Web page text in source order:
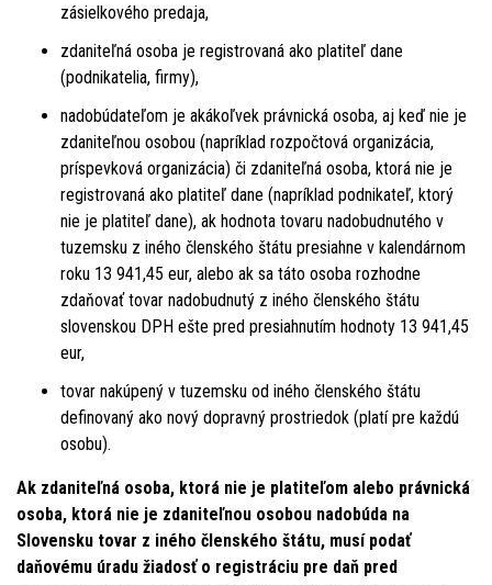
zásielkového predaja,
zdaniteľná osoba je registrovaná ako platiteľ dane
(podnikatelia, firmy),
nadobúdateľom je akákoľvek právnická osoba, aj keď nie je
zdaniteľnou osobou (napríklad rozpočtová organizácia,
príspevková organizácia) či zdaniteľná osoba, ktorá nie je
registrovaná ako platiteľ dane (napríklad podnikateľ, ktorý
nie je platiteľ dane), ak hodnota tovaru nadobudnutého v
tuzemsku z iného členského štátu presiahne v kalendárnom
roku 13 941,45 eur, alebo ak sa táto osoba rozhodne
zdaňovať tovar nadobudnutý z iného členského štátu
slovenskou DPH ešte pred presiahnutím hodnoty 13 941,45
eur,
tovar nakúpený v tuzemsku od iného členského štátu
definovaný ako nový dopravný prostriedok (platí pre každú
osobu).
Ak zdaniteľná osoba, ktorá nie je platiteľom alebo právnická
osoba, ktorá nie je zdaniteľnou osobou nadobúda na
Slovensku tovar z iného členského štátu, musí podať
daňovému úradu žiadosť o registráciu pre daň pred